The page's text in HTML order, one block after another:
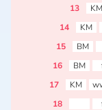
13
KM
14
KM
15
BM
16
BM
17
KM
18